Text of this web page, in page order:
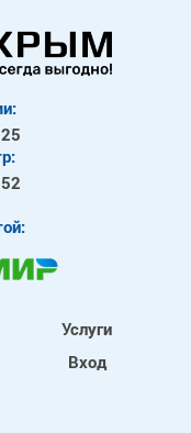
Услуги
Вход